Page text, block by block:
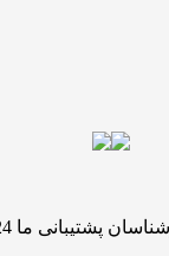
شما کاربران گرامی میباشند